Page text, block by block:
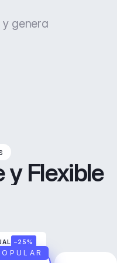
genera
y Flexible
–25%